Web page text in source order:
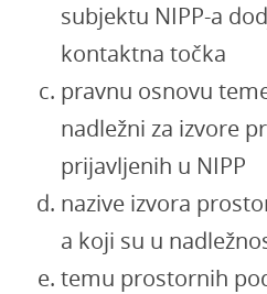
subjektu NIPP-a
kontaktna točka
pravnu osnovu
nadležni za izvore
prijavljenih u NIPP
nazive izvora
a koji su u
temu prostornih